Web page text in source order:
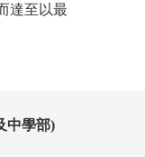
達至以最
中學部)